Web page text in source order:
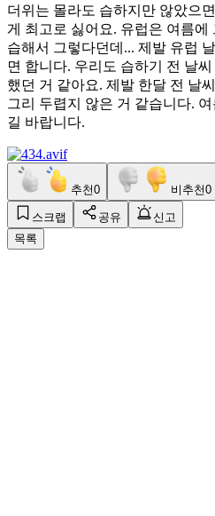
더위는 몰라도 습하지만 않았으
게 최고로 싫어요. 유럽은 여름에
습해서 그렇다던데... 제발 유럽
면 합니다. 우리도 습하기 전 날
했던 거 같아요. 제발 한달 전 날
그리 두렵지 않은 거 같습니다.
길 바랍니다.
추천0 비추천0
스크랩 공유
신고
목록